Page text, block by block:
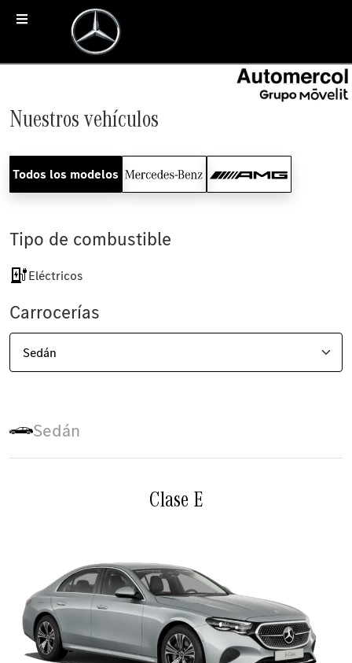
Nuestros vehículos
Todos los modelos
Tipo de combustible
Eléctricos
Carrocerías
Sedán
Clase E